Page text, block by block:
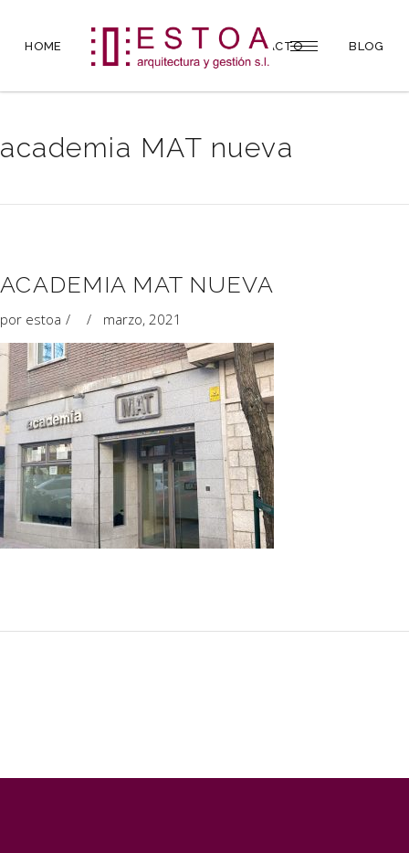
HOME PROYECTOS CONTACTO BLOG
academia MAT nueva
ACADEMIA MAT NUEVA
por estoa marzo, 2021